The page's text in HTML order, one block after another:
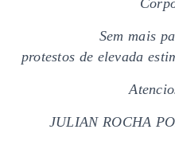
Sem mais para o
protestos de elevada
JULIAN ROCHA